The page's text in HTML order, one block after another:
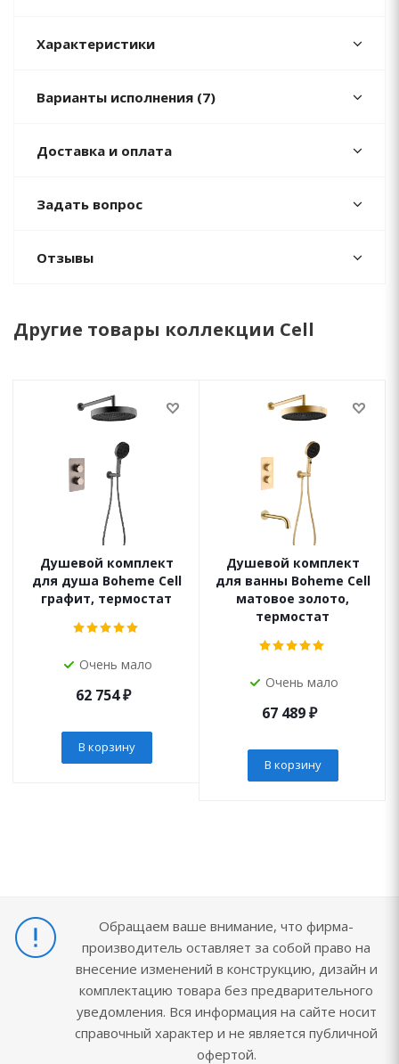
Характеристики
Варианты исполнения (7)
Доставка и оплата
Задать вопрос
Отзывы
Другие товары коллекции Cell
Душевой комплект
для душа Boheme Cell
графит, термостат
Очень мало
62 754₽
В корзину
Душевой комплект
для ванны Boheme Cell
матовое золото,
термостат
Очень мало
67 489₽
В корзину
Обращаем ваше внимание, что фирма-
производитель оставляет за собой право на
внесение изменений в конструкцию, дизайн и
комплектацию товара без предварительного
уведомления. Вся информация на сайте носит
справочный характер и не является публичной
офертой.